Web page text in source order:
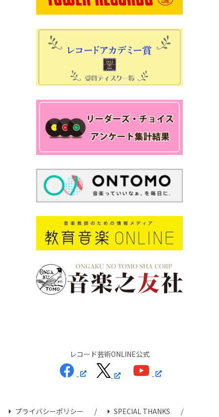
レコード芸術ONLINE公式
プライバシーポリシー SPECIAL THANKS